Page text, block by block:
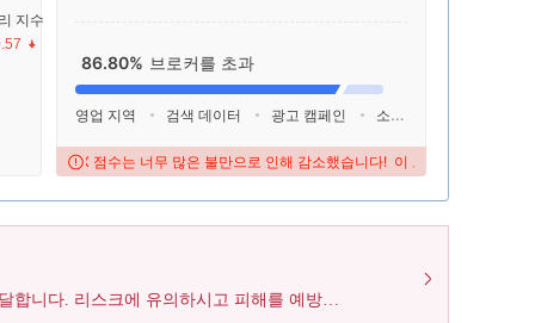
지수
86.80% 브로커를 초과
영업 지역 검색 데이터 광고 캠페인 소셜 미디어 지수
의 WikiFX 점수는 너무 많은 불만으로 인해 감소했습니다! 이 브로커의 WikiFX 점
WikiFX가 해당 브로커에 대해 접수한 이용자 불만은 총 22건에 달합니다. 리스크에 유의하시고 피해를 예방하시기 바랍니다!